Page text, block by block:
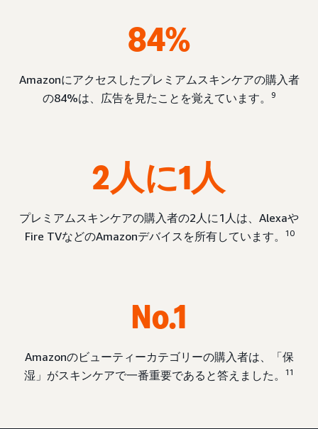
84%
Amazonにアクセスしたプレミアムスキンケアの購入者
の84%は、広告を見たことを覚えています。
9
2人に1人
プレミアムスキンケアの購入者の2人に1人は、Alexaや
Fire TVなどのAmazonデバイスを所有しています。
10
No.1
Amazonのビューティーカテゴリーの購入者は、「保
湿」がスキンケアで一番重要であると答えました。
11